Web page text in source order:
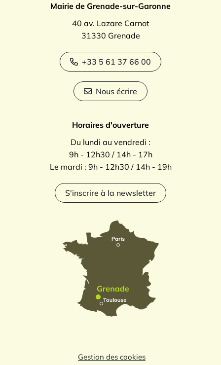
Mairie de Grenade-sur-Garonne
40 av. Lazare Carnot
31330 Grenade
+33 5 61 37 66 00
Nous écrire
Horaires d'ouverture
Du lundi au vendredi :
9h - 12h30 / 14h - 17h
Le mardi : 9h - 12h30 / 14h - 19h
S'inscrire à la newsletter
Gestion des cookies